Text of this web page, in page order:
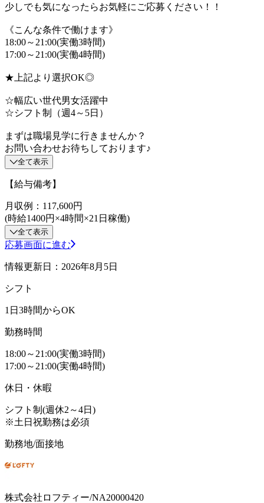
少しでも気になったらお気軽にご応募ください！！
《こんな条件で働けます》
18:00～21:00(実働3時間)
17:00～21:00(実働4時間)
★上記より選択OK◎
☆幅広い世代男女活躍中
☆シフト制（週4～5日）
まずは職場見学に行きませんか？
お問い合わせお待ちしております♪
全て表示
【給与備考】
月収例：117,600円
(時給1400円×4時間×21日稼働)
全て表示
応募画面に進む
情報更新日：2026年8月5日
シフト
1日3時間からOK
勤務時間
18:00～21:00(実働3時間)
17:00～21:00(実働4時間)
休日・休暇
シフト制(週休2～4日)
※土日祝勤務は必須
勤務地/面接地
株式会社ロフティー/NA20000420